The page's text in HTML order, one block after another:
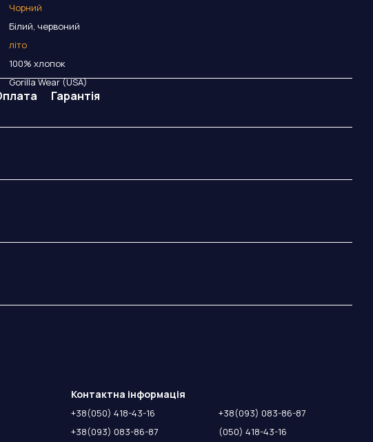
Чорний
Білий, червоний
літо
100% хлопок
Gorilla Wear (USA)
Гарантія
Контактна інформація
+38(050) 418-43-16
+38(093) 083-86-87
+38(093) 083-86-87
(050) 418-43-16